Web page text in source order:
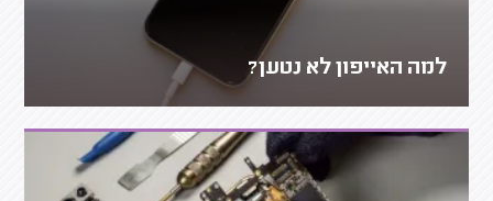
למה האייפון לא נטען?